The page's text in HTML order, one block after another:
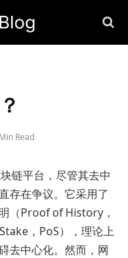
Read
链平台，尽管其去中
存在争议。它采用了
（Proof of History，
，PoS），理论上
去中心化。然而，网